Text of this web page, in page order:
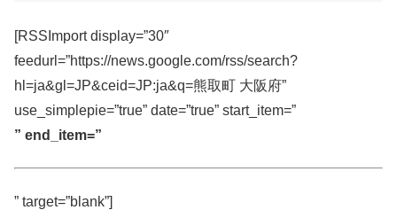
[RSSImport display=”30″
feedurl=”https://news.google.com/rss/search?
hl=ja&gl=JP&ceid=JP:ja&q=熊取町 大阪府”
use_simplepie=”true” date=”true” start_item=”
” end_item=”
” target=”blank”]